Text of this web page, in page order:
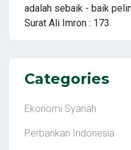
adalah sebaik - baik
Surat Ali Imron : 173
Categories
Ekonomi Syariah
Perbankan Indonesia